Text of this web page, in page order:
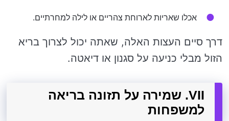
אכלו שאריות לארוחת צהריים או לילה למחרתיים.
דרך סיים העצות האלה, שאתה יכול לצרוך בריא
הזול מבלי כניעה על סגנון או דיאטה.
VII. שמירה על תזונה בריאה
למשפחות